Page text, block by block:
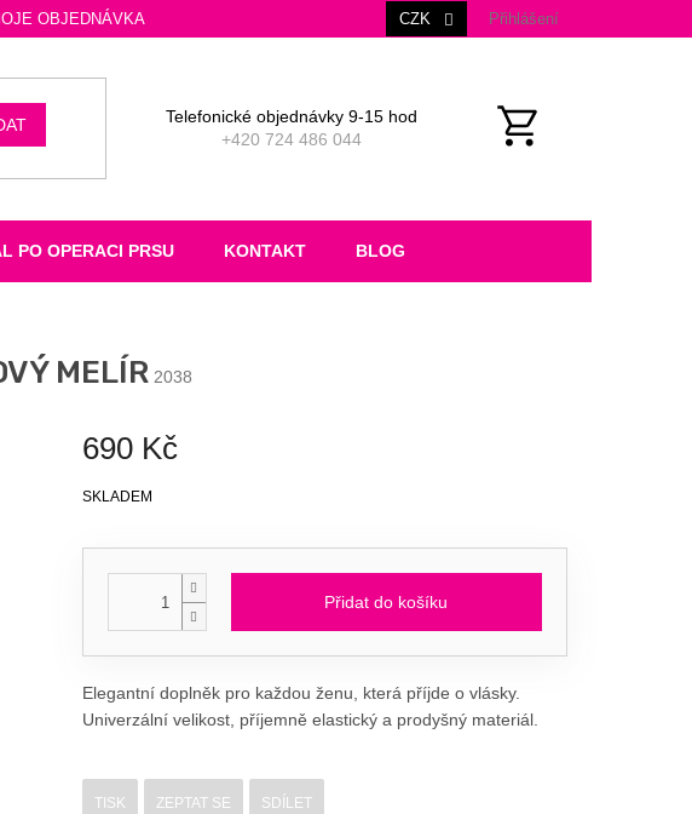
OBJEDNÁVKA CZK Přihlášení
Telefonické objednávky 9-15 hod
+420 724 486 044
PO OPERACI PRSU KONTAKT BLOG
MELÍR 2038
690 Kč
Měrná
SKLADEM
Přidat do košíku
Elegantní doplněk pro každou ženu, která příjde o vlásky.
Univerzální velikost, příjemně elastický a prodyšný materiál.
TISK ZEPTAT SE SDÍLET